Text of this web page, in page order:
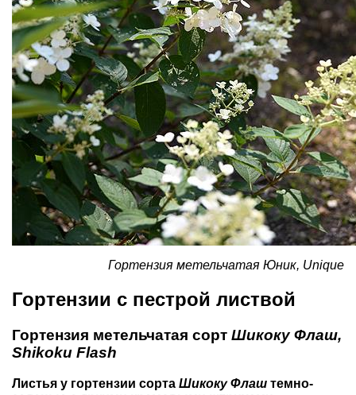
Гортензия метельчатая Юник, Unique
Гортензии с пестрой листвой
Гортензия метельчатая сорт Шикоку Флаш,
Shikoku Flash
Листья у гортензии сорта Шикоку Флаш темно-